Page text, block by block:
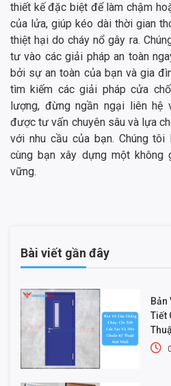
thiết kế đặc biệt để làm chậm
của lửa, giúp kéo dài thời gian
thiệt hại do cháy nổ gây ra.
tư vào các giải pháp an toàn
bởi sự an toàn của bạn và gia
tìm kiếm các giải pháp cửa
lượng, đừng ngần ngại liên hệ
được tư vấn chuyên sâu và lựa
với nhu cầu của bạn. Chúng
cùng bạn xây dựng một không
vững.
Bài viết gần đây
Bản
Tiết